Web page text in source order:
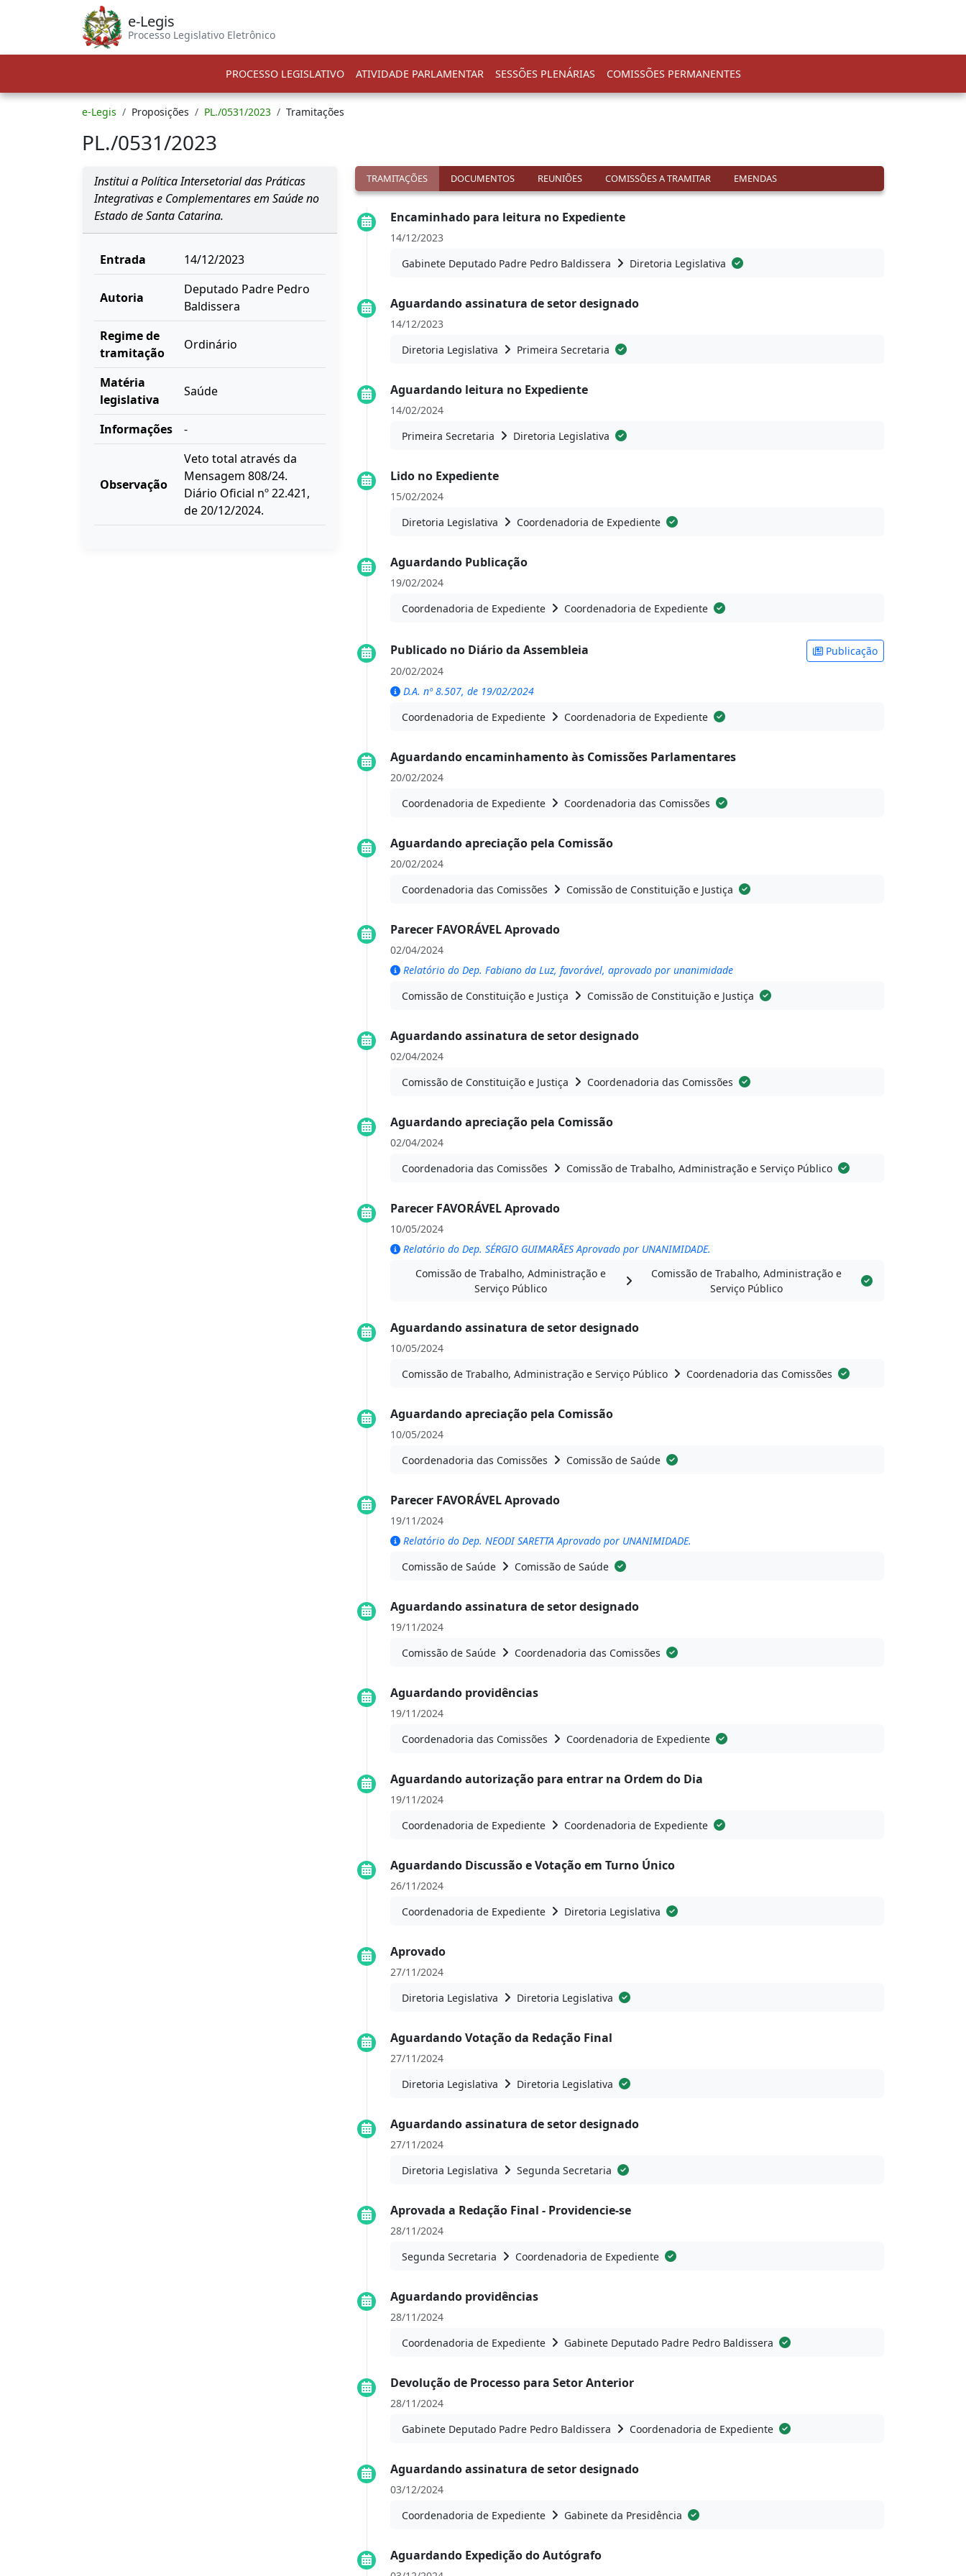
e-Legis
Processo Legislativo Eletrônico
PROCESSO LEGISLATIVO ATIVIDADE PARLAMENTAR SESSÕES PLENÁRIAS COMISSÕES PERMANENTES
e-Legis Proposições PL./0531/2023 Tramitações
PL./0531/2023
Institui a Política Intersetorial das Práticas
Integrativas e Complementares em Saúde no
Estado de Santa Catarina.
Entrada 14/12/2023
Autoria
Deputado Padre Pedro
Baldissera
Regime de
tramitação
Ordinário
Matéria
legislativa
Saúde
Informações -
Observação
Veto total através da
Mensagem 808/24.
Diário Oficial nº 22.421,
de 20/12/2024.
TRAMITAÇÕES DOCUMENTOS REUNIÕES COMISSÕES A TRAMITAR EMENDAS
Encaminhado para leitura no Expediente
14/12/2023
Gabinete Deputado Padre Pedro Baldissera
Diretoria Legislativa
Aguardando assinatura de setor designado
14/12/2023
Diretoria Legislativa
Primeira Secretaria
Aguardando leitura no Expediente
14/02/2024
Primeira Secretaria
Diretoria Legislativa
Lido no Expediente
15/02/2024
Diretoria Legislativa
Coordenadoria de Expediente
Aguardando Publicação
19/02/2024
Coordenadoria de Expediente
Coordenadoria de Expediente
Publicado no Diário da Assembleia
Publicação
20/02/2024
D.A. nº 8.507, de 19/02/2024
Coordenadoria de Expediente
Coordenadoria de Expediente
Aguardando encaminhamento às Comissões Parlamentares
20/02/2024
Coordenadoria de Expediente
Coordenadoria das Comissões
Aguardando apreciação pela Comissão
20/02/2024
Coordenadoria das Comissões
Comissão de Constituição e Justiça
Parecer FAVORÁVEL Aprovado
02/04/2024
Relatório do Dep. Fabiano da Luz, favorável, aprovado por unanimidade
Comissão de Constituição e Justiça
Comissão de Constituição e Justiça
Aguardando assinatura de setor designado
02/04/2024
Comissão de Constituição e Justiça
Coordenadoria das Comissões
Aguardando apreciação pela Comissão
02/04/2024
Coordenadoria das Comissões
Comissão de Trabalho, Administração e Serviço Público
Parecer FAVORÁVEL Aprovado
10/05/2024
Relatório do Dep. SÉRGIO GUIMARÃES Aprovado por UNANIMIDADE.
Comissão de Trabalho, Administração e
Serviço Público
Comissão de Trabalho, Administração e
Serviço Público
Aguardando assinatura de setor designado
10/05/2024
Comissão de Trabalho, Administração e Serviço Público
Coordenadoria das Comissões
Aguardando apreciação pela Comissão
10/05/2024
Coordenadoria das Comissões
Comissão de Saúde
Parecer FAVORÁVEL Aprovado
19/11/2024
Relatório do Dep. NEODI SARETTA Aprovado por UNANIMIDADE.
Comissão de Saúde
Comissão de Saúde
Aguardando assinatura de setor designado
19/11/2024
Comissão de Saúde
Coordenadoria das Comissões
Aguardando providências
19/11/2024
Coordenadoria das Comissões
Coordenadoria de Expediente
Aguardando autorização para entrar na Ordem do Dia
19/11/2024
Coordenadoria de Expediente
Coordenadoria de Expediente
Aguardando Discussão e Votação em Turno Único
26/11/2024
Coordenadoria de Expediente
Diretoria Legislativa
Aprovado
27/11/2024
Diretoria Legislativa
Diretoria Legislativa
Aguardando Votação da Redação Final
27/11/2024
Diretoria Legislativa
Diretoria Legislativa
Aguardando assinatura de setor designado
27/11/2024
Diretoria Legislativa
Segunda Secretaria
Aprovada a Redação Final - Providencie-se
28/11/2024
Segunda Secretaria
Coordenadoria de Expediente
Aguardando providências
28/11/2024
Coordenadoria de Expediente
Gabinete Deputado Padre Pedro Baldissera
Devolução de Processo para Setor Anterior
28/11/2024
Gabinete Deputado Padre Pedro Baldissera
Coordenadoria de Expediente
Aguardando assinatura de setor designado
03/12/2024
Coordenadoria de Expediente
Gabinete da Presidência
Aguardando Expedição do Autógrafo